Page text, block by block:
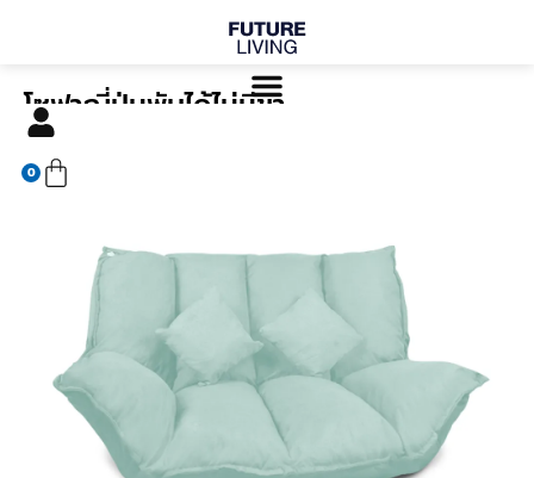
0
Cart
โซฟาญี่ปุ่นพับได้ไม่มีขา